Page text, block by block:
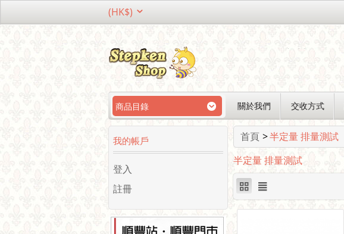
(HK$)
關於我們 交收方式
商品目錄
我的帳戶
登入
註冊
首頁 >半定量 排量測試
半定量 排量測試